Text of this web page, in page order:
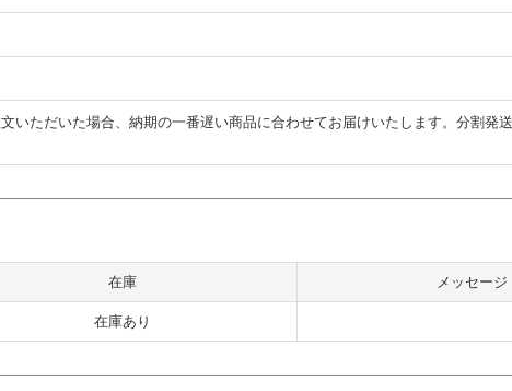
いただいた場合、納期の一番遅い商品に合わせてお届けいたします。分割発
在庫 メッセージ
在庫あり